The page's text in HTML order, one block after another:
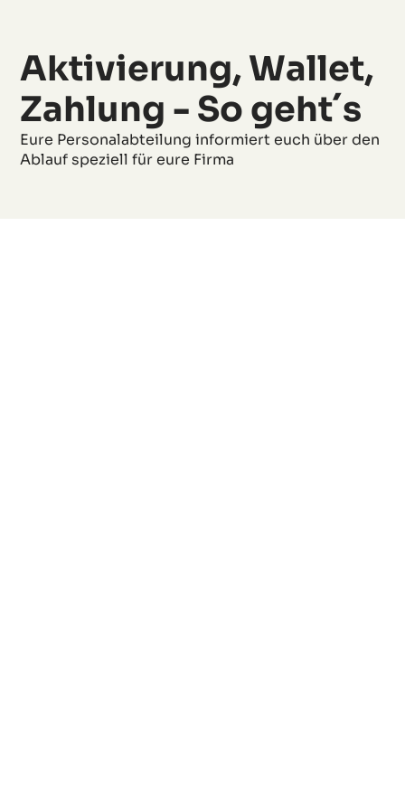
Aktivierung, Wallet,
Zahlung - So geht´s
Eure Personalabteilung informiert euch über den
Ablauf speziell für eure Firma